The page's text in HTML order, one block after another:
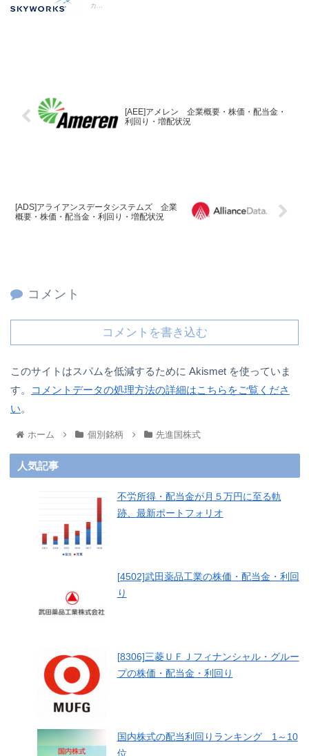
カ...
[AEE]アメレン 企業概要・株価・配当金・
利回り・増配状況
[ADS]アライアンスデータシステムズ 企業
概要・株価・配当金・利回り・増配状況
コメント
コメントを書き込む
このサイトはスパムを低減するために Akismet を使っていま
す。
コメントデータの処理方法の詳細はこちらをご覧くださ
い。
ホーム 個別銘柄 先進国株式
人気記事
不労所得・配当金が月５万円に至る軌
跡、最新ポートフォリオ
[4502]武田薬品工業の株価・配当金・利回
り
[8306]三菱ＵＦＪフィナンシャル・グルー
プの株価・配当金・利回り
国内株式の配当利回りランキング 1～10
位